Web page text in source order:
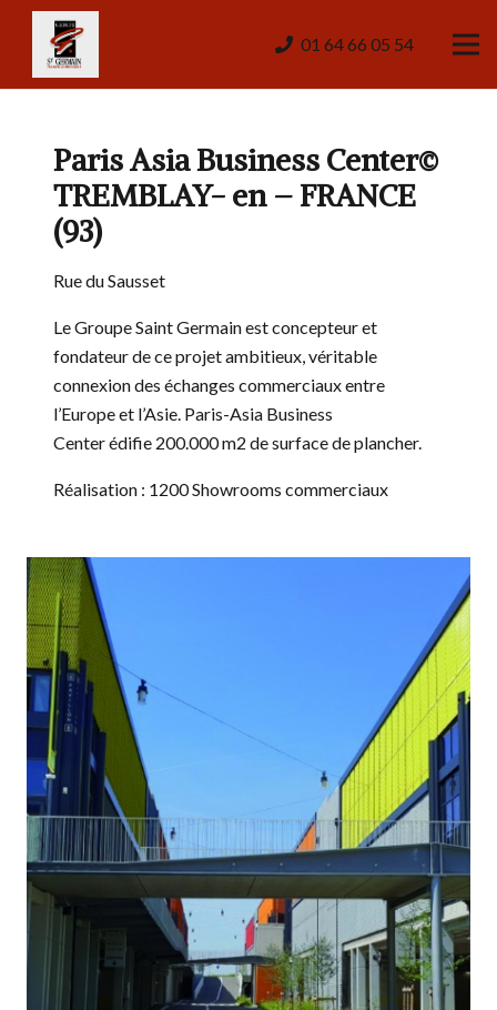
01 64 66 05 54
Paris Asia Business Center©
TREMBLAY- en – FRANCE
(93)
Rue du Sausset
Le Groupe Saint Germain est concepteur et
fondateur de ce projet ambitieux, véritable
connexion des échanges commerciaux entre
l’Europe et l’Asie. Paris-Asia Business
Center édifie 200.000 m2 de surface de plancher.
Réalisation : 1200 Showrooms commerciaux